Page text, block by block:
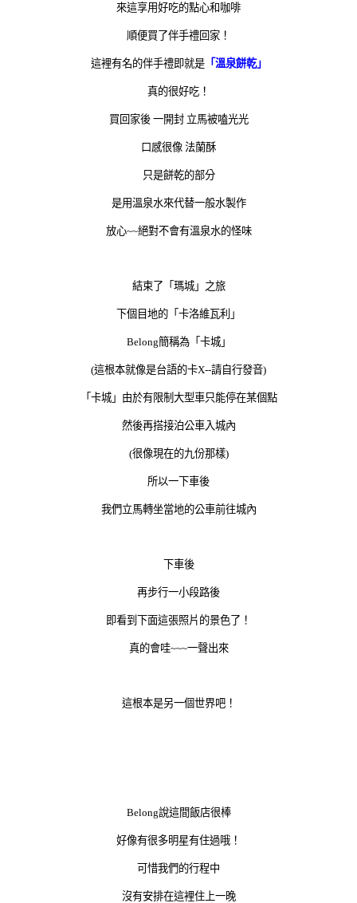
來這享用好吃的點心和咖啡
順便買了伴手禮回家！
這裡有名的伴手禮即就是「溫泉餅乾」
真的很好吃！
買回家後 一開封 立馬被嗑光光
口感很像 法蘭酥
只是餅乾的部分
是用溫泉水來代替一般水製作
放心~~絕對不會有溫泉水的怪味
結束了「瑪城」之旅
下個目地的「卡洛維瓦利」
Belong簡稱為「卡城」
(這根本就像是台語的卡X--請自行發音)
「卡城」由於有限制大型車只能停在某個點
然後再搭接泊公車入城內
(很像現在的九份那樣)
所以一下車後
我們立馬轉坐當地的公車前往城內
下車後
再步行一小段路後
即看到下面這張照片的景色了！
真的會哇~~~一聲出來
這根本是另一個世界吧！
Belong說這間飯店很棒
好像有很多明星有住過哦！
可惜我們的行程中
沒有安排在這裡住上一晚